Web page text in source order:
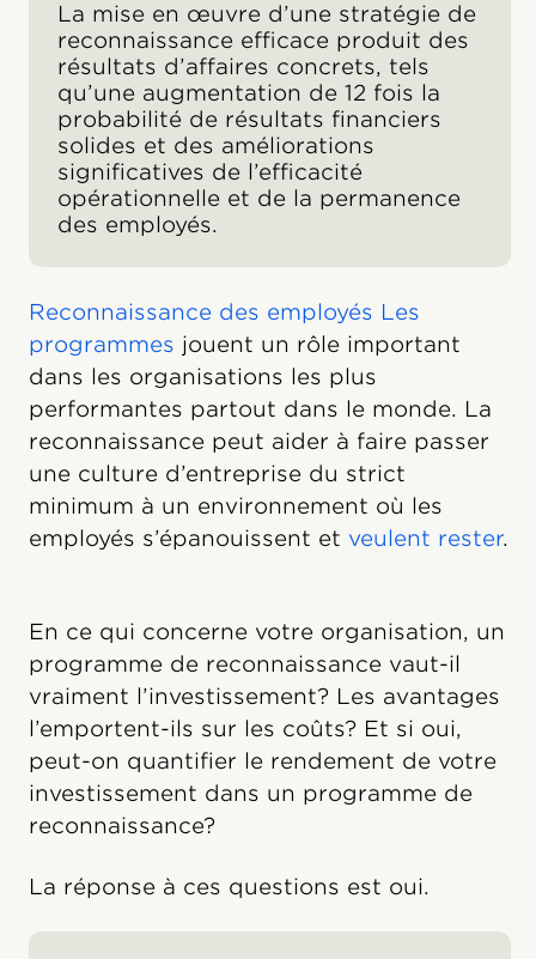
La mise en œuvre d’une stratégie de
reconnaissance efficace produit des
résultats d’affaires concrets, tels
qu’une augmentation de 12 fois la
probabilité de résultats financiers
solides et des améliorations
significatives de l’efficacité
opérationnelle et de la permanence
des employés.
Reconnaissance des employés Les
programmes jouent un rôle important
dans les organisations les plus
performantes partout dans le monde. La
reconnaissance peut aider à faire passer
une culture d’entreprise du strict
minimum à un environnement où les
employés s’épanouissent et veulent rester.
En ce qui concerne votre organisation, un
programme de reconnaissance vaut-il
vraiment l’investissement? Les avantages
l’emportent-ils sur les coûts? Et si oui,
peut-on quantifier le rendement de votre
investissement dans un programme de
reconnaissance?
La réponse à ces questions est oui.